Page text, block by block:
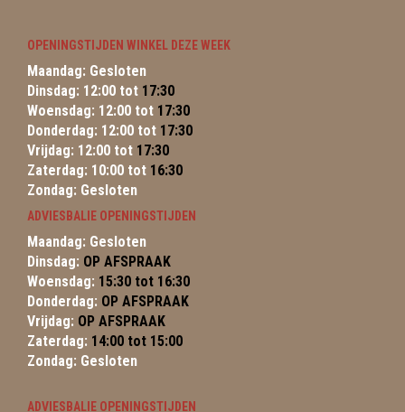
OPENINGSTIJDEN WINKEL DEZE WEEK
Maandag: Gesloten
Dinsdag: 12:00 tot 17:30
Woensdag: 12:00 tot 17:30
Donderdag: 12:00 tot 17:30
Vrijdag: 12:00 tot 17:30
Zaterdag: 10:00 tot 16:30
Zondag: Gesloten
ADVIESBALIE OPENINGSTIJDEN
Maandag: Gesloten
Dinsdag: OP AFSPRAAK
Woensdag: 15:30 tot 16:30
Donderdag: OP AFSPRAAK
Vrijdag: OP AFSPRAAK
Zaterdag: 14:00 tot 15:00
Zondag: Gesloten
ADVIESBALIE OPENINGSTIJDEN